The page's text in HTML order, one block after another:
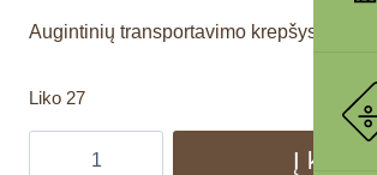
Augintinių transportavimo krepšys.
Liko 27
Į krepšelį